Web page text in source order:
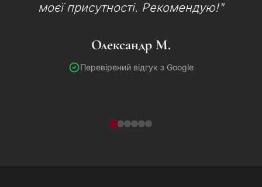
моєї присутності. Рекомендую!"
Олександр М.
Перевірений відгук з Google